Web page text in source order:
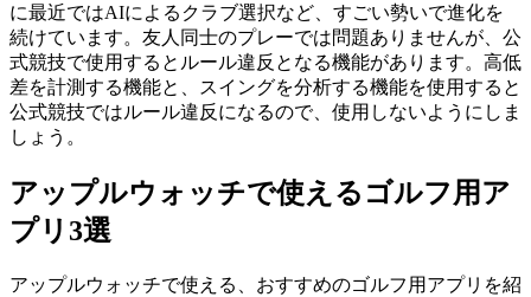
に最近ではAIによるクラブ選択など、すごい勢いで進化を
続けています。友人同士のプレーでは問題ありませんが、公
式競技で使用するとルール違反となる機能があります。高低
差を計測する機能と、スイングを分析する機能を使用すると
公式競技ではルール違反になるので、使用しないようにしま
しょう。
アップルウォッチで使えるゴルフ用ア
プリ3選
アップルウォッチで使える、おすすめのゴルフ用アプリを紹